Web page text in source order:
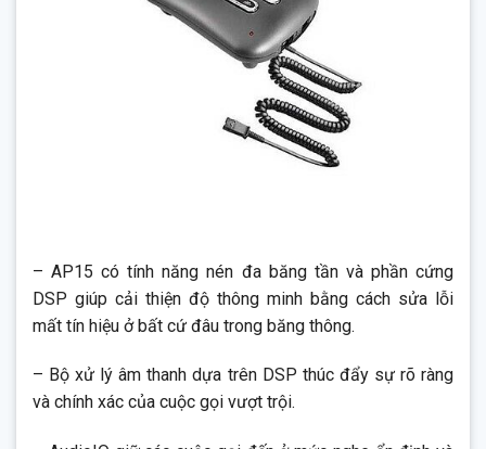
– AP15 có tính năng nén đa băng tần và phần cứng
DSP giúp cải thiện độ thông minh bằng cách sửa lỗi
mất tín hiệu ở bất cứ đâu trong băng thông.
– Bộ xử lý âm thanh dựa trên DSP thúc đẩy sự rõ ràng
và chính xác của cuộc gọi vượt trội.